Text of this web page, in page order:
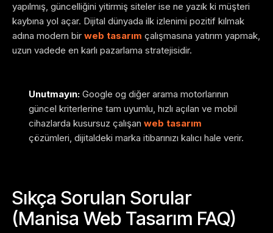
yapılmış, güncelliğini yitirmiş siteler ise ne yazık ki müşteri
kaybına yol açar. Dijital dünyada ilk izlenimi pozitif kılmak
adına modern bir web tasarım çalışmasına yatırım yapmak,
uzun vadede en karlı pazarlama stratejisidir.
Unutmayın: Google og diğer arama motorlarının
güncel kriterlerine tam uyumlu, hızlı açılan ve mobil
cihazlarda kusursuz çalışan web tasarım
çözümleri, dijitaldeki marka itibarınızı kalıcı hale verir.
Sıkça Sorulan Sorular
(Manisa Web Tasarım FAQ)